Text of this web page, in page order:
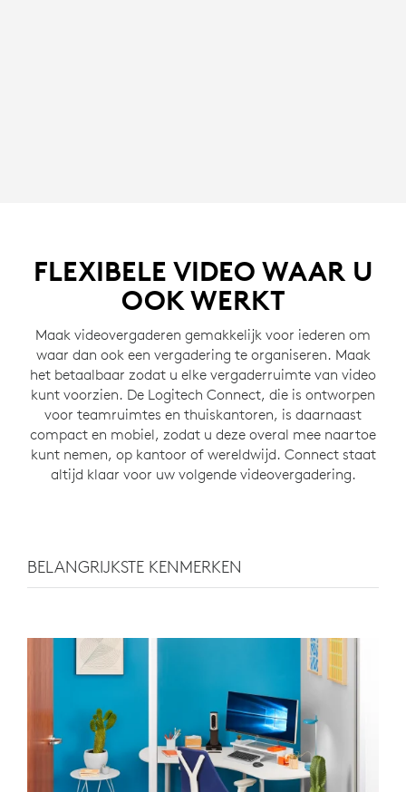
FLEXIBELE VIDEO WAAR U
OOK WERKT
Maak videovergaderen gemakkelijk voor iederen om
waar dan ook een vergadering te organiseren. Maak
het betaalbaar zodat u elke vergaderruimte van video
kunt voorzien. De Logitech Connect, die is ontworpen
voor teamruimtes en thuiskantoren, is daarnaast
compact en mobiel, zodat u deze overal mee naartoe
kunt nemen, op kantoor of wereldwijd. Connect staat
altijd klaar voor uw volgende videovergadering.
BELANGRIJKSTE KENMERKEN